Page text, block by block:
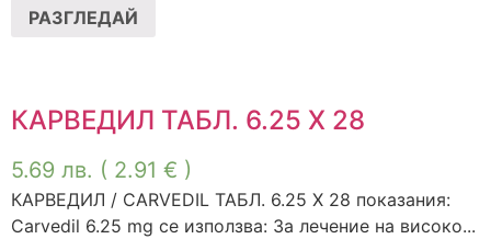
РАЗГЛЕДАЙ
КАРВЕДИЛ ТАБЛ. 6.25 Х 28
5.69 лв. ( 2.91 € )
КАРВЕДИЛ / CARVEDIL ТАБЛ. 6.25 Х 28 показания:
Carvedil 6.25 mg се използва: За лечение на високо...